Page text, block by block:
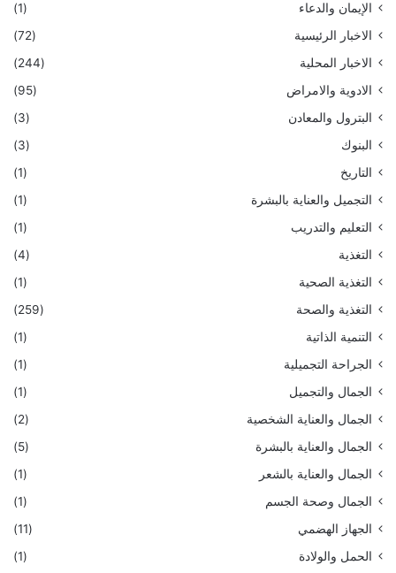
الإيمان والدعاء
(1)
الاخبار الرئيسية
(72)
الاخبار المحلية
(244)
الادوية والامراض
(95)
البترول والمعادن
(3)
البنوك
(3)
التاريخ
(1)
التجميل والعناية بالبشرة
(1)
التعليم والتدريب
(1)
التغذية
(4)
التغذية الصحية
(1)
التغذية والصحة
(259)
التنمية الذاتية
(1)
الجراحة التجميلية
(1)
الجمال والتجميل
(1)
الجمال والعناية الشخصية
(2)
الجمال والعناية بالبشرة
(5)
الجمال والعناية بالشعر
(1)
الجمال وصحة الجسم
(1)
الجهاز الهضمي
(11)
الحمل والولادة
(1)